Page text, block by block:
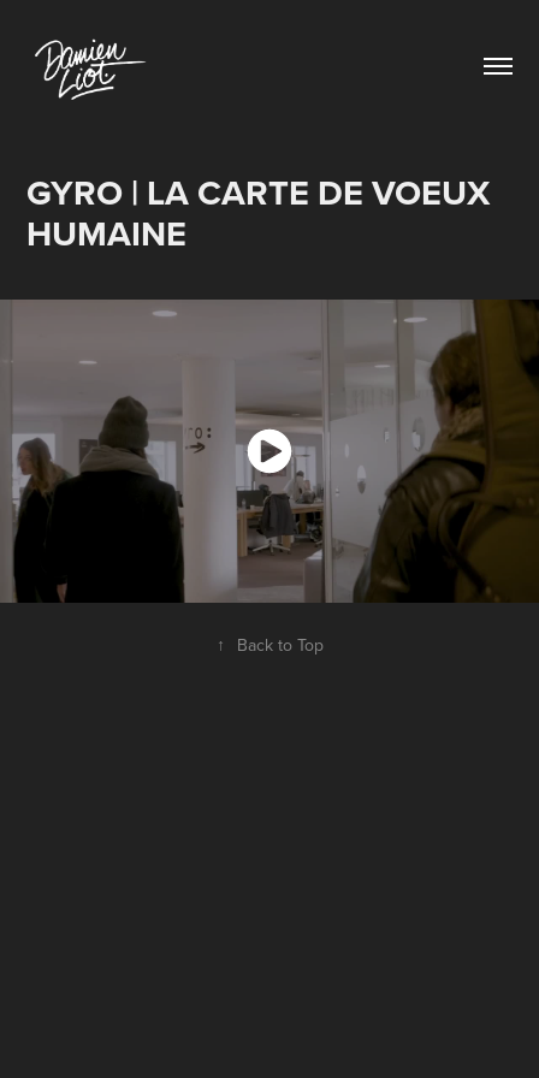
GYRO | LA CARTE DE VOEUX
HUMAINE
↑ Back to Top